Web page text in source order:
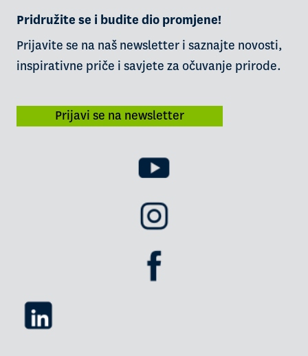
Pridružite se i budite dio promjene!
Prijavite se na naš newsletter i saznajte novosti,
inspirativne priče i savjete za očuvanje prirode.
Prijavi se na newsletter